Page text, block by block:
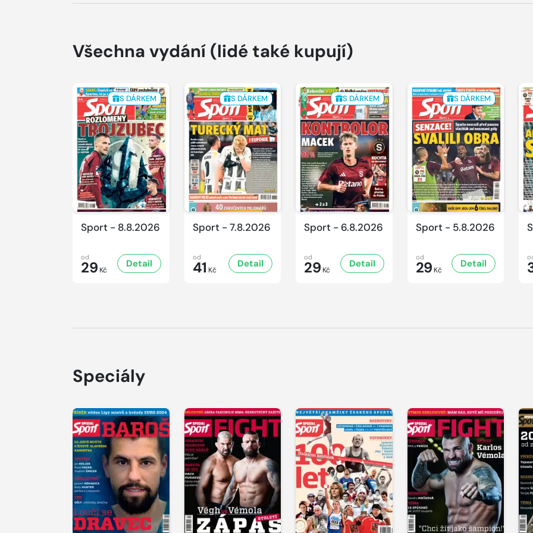
Všechna vydání (lidé také kupují)
S DÁRKEM
Sport - 8.8.2026
od
29 Kč
Detail
S DÁRKEM
Sport - 7.8.2026
od
41 Kč
Detail
S DÁRKEM
Sport - 6.8.2026
od
29 Kč
Detail
S DÁRKEM
Sport - 5.8.2026
od
29 Kč
Detail
Speciály